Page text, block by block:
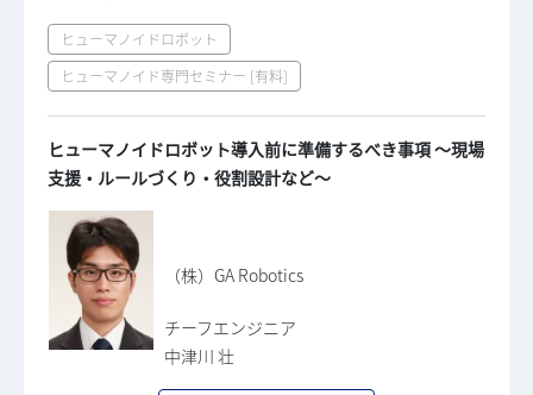
ヒューマノイドロボット
ヒューマノイド専門セミナー [有料]
ヒューマノイドロボット導入前に準備するべき事項 ～現場
支援・ルールづくり・役割設計など～
（株）GA Robotics
チーフエンジニア
中津川 壮